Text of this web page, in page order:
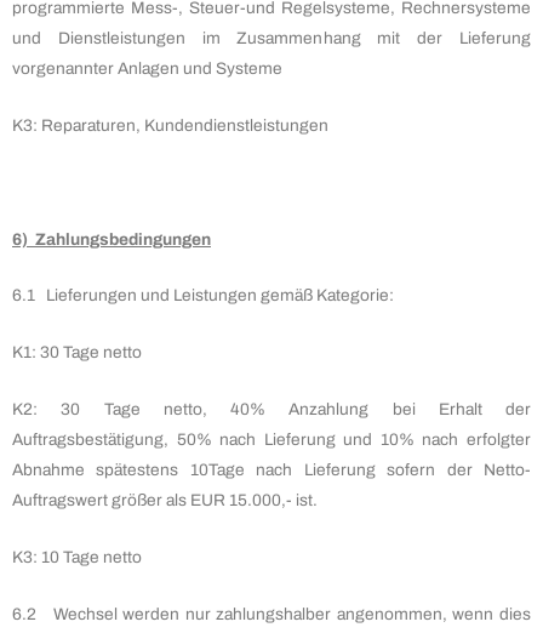
programmierte Mess-, Steuer-und Regelsysteme, Rechnersysteme
und Dienstleistungen im Zusammenhang mit der Lieferung
vorgenannter Anlagen und Systeme
K3: Reparaturen, Kundendienstleistungen
6) Zahlungsbedingungen
6.1 Lieferungen und Leistungen gemäß Kategorie:
K1: 30 Tage netto
K2: 30 Tage netto, 40% Anzahlung bei Erhalt der
Auftragsbestätigung, 50% nach Lieferung und 10% nach erfolgter
Abnahme spätestens 10Tage nach Lieferung sofern der Netto-
Auftragswert größer als EUR 15.000,- ist.
K3: 10 Tage netto
6.2 Wechsel werden nur zahlungshalber angenommen, wenn dies